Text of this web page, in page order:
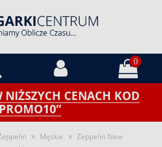
0
NIŻSZYCH CENACH KOD
» Męskie » Zeppelin New